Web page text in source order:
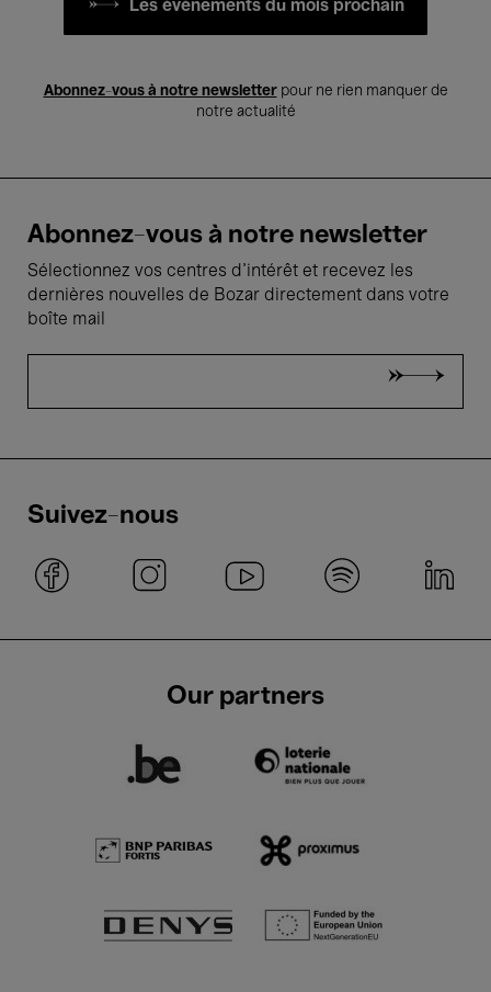
Les événements du mois prochain
Abonnez-vous à notre newsletterpour ne rien manquer de
notre actualité
Abonnez-vous à notre newsletter
Sélectionnez vos centres d'intérêt et recevez les
dernières nouvelles de Bozar directement dans votre
boîte mail
Suivez-nous
Our partners